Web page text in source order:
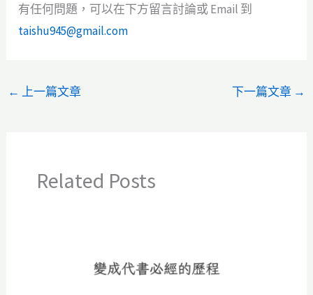
有任何問題，可以在下方留言討論或 Email 到
taishu945@gmail.com
← 上一篇文章 下一篇文章 →
Related Posts